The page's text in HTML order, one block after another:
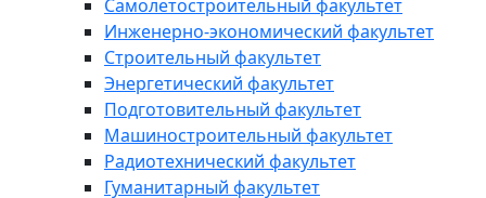
Самолетостроительный факультет
Инженерно-экономический факультет
Строительный факультет
Энергетический факультет
Подготовительный факультет
Машиностроительный факультет
Радиотехнический факультет
Гуманитарный факультет